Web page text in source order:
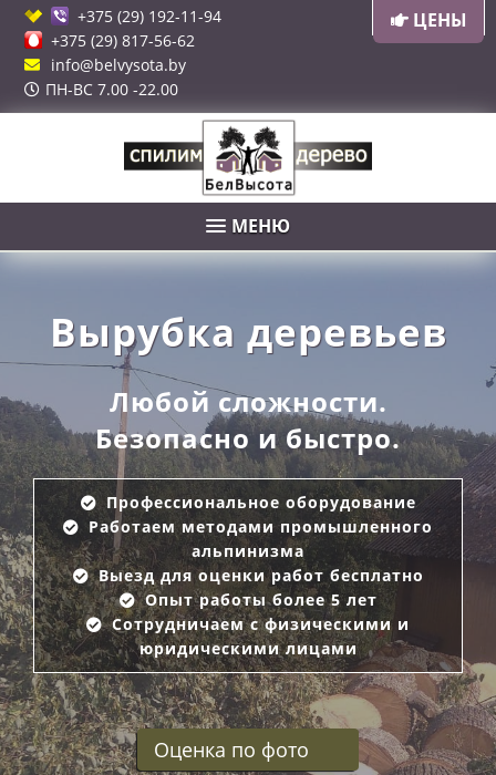
+375 (29) 192-11-94
+375 (29) 817-56-62
info@belvysota.by
ПН-ВС 7.00 -22.00
ЦЕНЫ
МЕНЮ
Вырубка деревьев
Любой сложности.
Безопасно и быстро.
Профессиональное оборудование
Работаем методами промышленного
альпинизма
Выезд для оценки работ бесплатно
Опыт работы более 5 лет
Сотрудничаем с физическими и
юридическими лицами
Оценка по фото